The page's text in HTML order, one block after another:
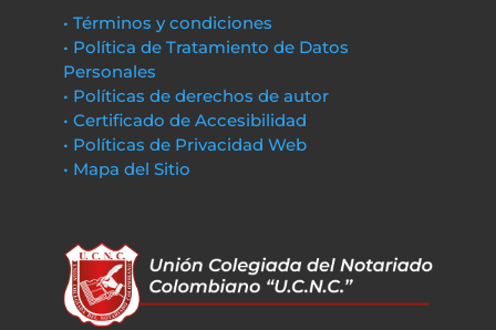
• Términos y condiciones
• Política de Tratamiento de Datos
Personales
• Políticas de derechos de autor
• Certificado de Accesibilidad
• Políticas de Privacidad Web
• Mapa del Sitio